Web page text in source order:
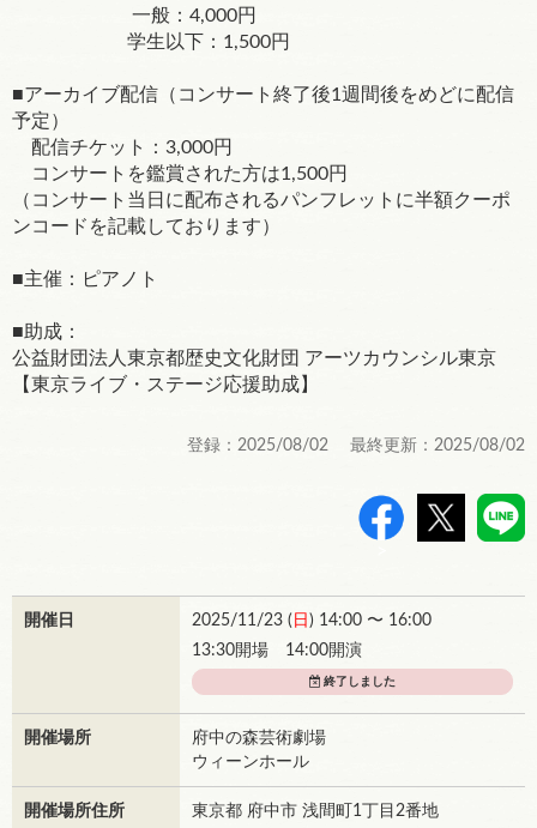
一般：4,000円
学生以下：1,500円
■アーカイブ配信（コンサート終了後1週間後をめどに配信
予定）
配信チケット：3,000円
コンサートを鑑賞された方は1,500円
（コンサート当日に配布されるパンフレットに半額クーポ
ンコードを記載しております）
■主催：ピアノト
■助成：
公益財団法人東京都歴史文化財団 アーツカウンシル東京
【東京ライブ・ステージ応援助成】
登録：2025/08/02 最終更新：2025/08/02
開催日 2025/11/23 ( 日 ) 14:00 〜 16:00
13:30開場 14:00開演
終了しました
開催場所
府中の森芸術劇場
ウィーンホール
開催場所住所 東京都 府中市 浅間町1丁目2番地